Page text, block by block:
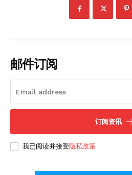
邮件订阅
订阅资讯
我已阅读并接受隐私政策